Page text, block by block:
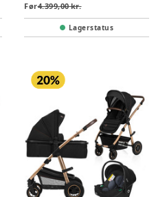
Før4.399,00 kr.
Lagerstatus